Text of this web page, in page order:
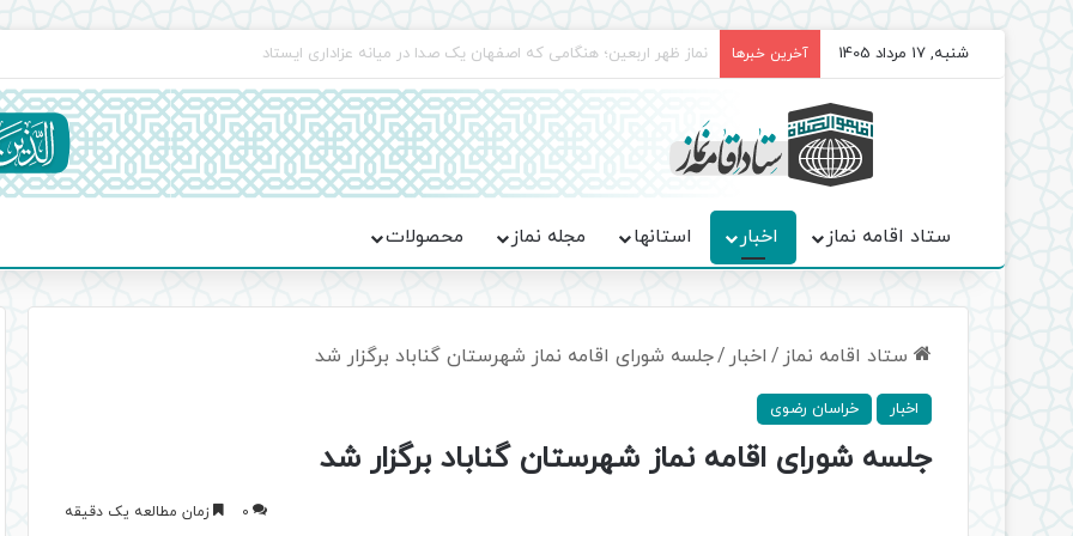
شنبه, 17 مرداد 1405 آخرین خبرها برگزاری باشکوه نمازهای جماعت در موکب فاطمه الزهرا (س)
ستاد اقامه نماز اخبار استانها مجله نماز محصولات
ستاد اقامه نماز / اخبار /جلسه شورای اقامه نماز شهرستان گناباد برگزار شد
اخبار خراسان رضوی
جلسه شورای اقامه نماز شهرستان گناباد برگزار شد
0 زمان مطالعه یک دقیقه